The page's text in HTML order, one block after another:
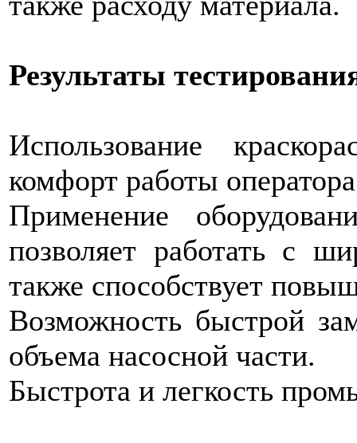
Результаты
Использование
комфорт работы
Применение
позволяет работать с
также способствует
Возможность быстрой
объема насосной части.
Быстрота и легкость